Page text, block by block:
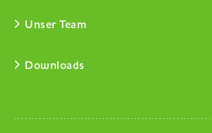
Unser Team
Downloads